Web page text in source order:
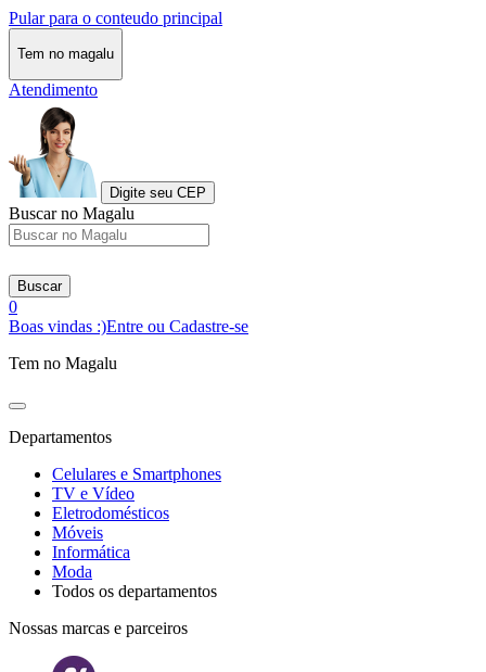
Pular para o conteudo principal
Tem no magalu
Atendimento
Digite seu CEP
Buscar no Magalu
Buscar
0
Boas vindas :)Entre ou Cadastre-se
Tem no Magalu
Departamentos
Celulares e Smartphones
TV e Vídeo
Eletrodomésticos
Móveis
Informática
Moda
Todos os departamentos
Nossas marcas e parceiros